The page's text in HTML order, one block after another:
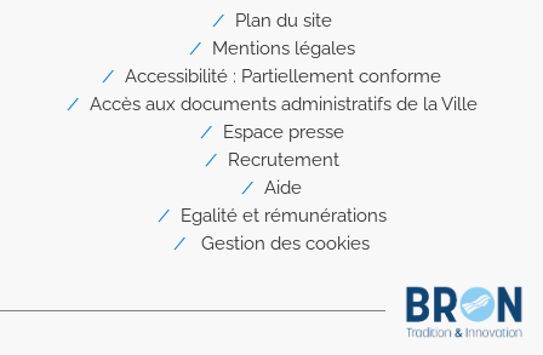
Menu
Pied
de
page
Plan du site
Mentions légales
Accessibilité : Partiellement conforme
Accès aux documents administratifs de la Ville
Espace presse
Recrutement
Aide
Egalité et rémunérations
Gestion des cookies